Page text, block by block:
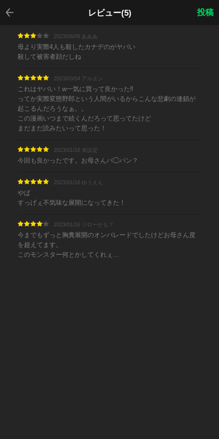
レビュー(5)
戻る
投稿
2023/06/09 あああ
母より実際4人も殺したカナデのがヤバい
殺して被害者顔だしね
2023/03/04 アルエン
これはヤバい！w一気に買って良かった‼︎
ってか実際変態野郎という人間がいるからこんな悲劇の連鎖が
起こるんだろうなぁ。。
この漫画いつまで続くんだろって思ってたけど
まだまだ読みたいって思った！
2023/01/16 未設定
今回も良かったです。お母さんパ◯パン？
2023/01/16 ゆうえん
やば
すっげぇ不気味な展開になってきた！
2023/01/16 ジローかも？
今までもずっと胸糞展開のオンパレードでしたけどお母さん度
を超えてます。
このモンスター何とかしてくれぇ…